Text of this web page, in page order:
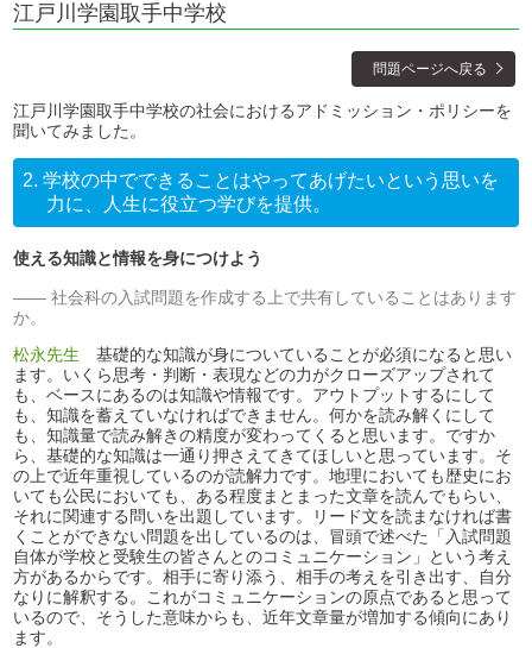
江戸川学園取手中学校
問題ページへ戻る
江戸川学園取手中学校の社会におけるアドミッション・ポリシーを
聞いてみました。
2. 学校の中でできることはやってあげたいという思いを
力に、人生に役立つ学びを提供。
使える知識と情報を身につけよう
社会科の入試問題を作成する上で共有していることはあります
か。
松永先生 基礎的な知識が身についていることが必須になると思い
ます。いくら思考・判断・表現などの力がクローズアップされて
も、ベースにあるのは知識や情報です。アウトプットするにして
も、知識を蓄えていなければできません。何かを読み解くにして
も、知識量で読み解きの精度が変わってくると思います。ですか
ら、基礎的な知識は一通り押さえてきてほしいと思っています。そ
の上で近年重視しているのが読解力です。地理においても歴史にお
いても公民においても、ある程度まとまった文章を読んでもらい、
それに関連する問いを出題しています。リード文を読まなければ書
くことができない問題を出しているのは、冒頭で述べた「入試問題
自体が学校と受験生の皆さんとのコミュニケーション」という考え
方があるからです。相手に寄り添う、相手の考えを引き出す、自分
なりに解釈する。これがコミュニケーションの原点であると思って
いるので、そうした意味からも、近年文章量が増加する傾向にあり
ます。